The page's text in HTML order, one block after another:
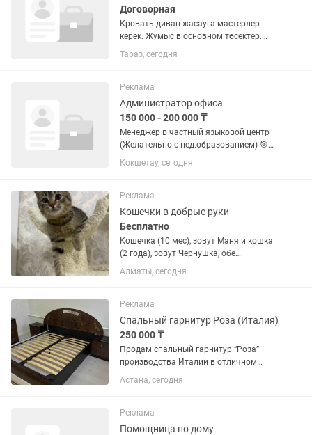
Договорная
Кровать диван жасауға мастерлер
керек. Жумыс в основном төсектер.
Айлық сдельный, жасағанына
күнделікті төленеді. Ішпейтін,
хабарласамыз. Заказ жетеді, тек жасау
керек....
Тараз, сегодня
Реклама
Администратор офиса
150 000 - 200 000 ₸
Менеджер в частный языковой центр
(Желательно с пед.образованием) 🎯
Основные функции: •Консультирование
клиентов по программам обучения
заявок + работа с текущей...
Кокшетау, сегодня
Реклама
Кошечки в добрые руки
Бесплатно
Кошечка (10 мес), зовут Маня и кошка
(2 года), зовут Чернушка, обе
стерилизованные, проглистогоненные,
домашние, к лотку приучены, ласковые,
домашнюю еду, так и...
Алматы, сегодня
Реклама
Спальный гарнитур Роза (Италия)
250 000 ₸
Продам спальный гарнитур “Роза”
производства Италии в отличном
состоянии. Спальное место 160/200см,
матрас ортопедический “Swisshome”
дверный. Мебель частного дома.
Астана, сегодня
Реклама
Помощница по дому